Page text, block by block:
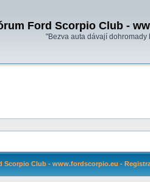
Ford Scorpio Club -
"Bezva auta dávají dohromady
Scorpio Club - www.fordscorpio.eu -